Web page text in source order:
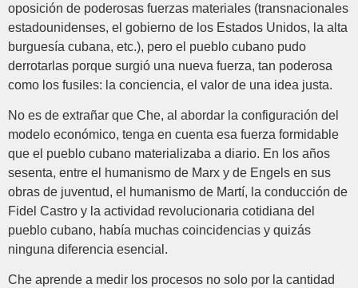
oposición de poderosas fuerzas materiales (transnacionales
estadounidenses, el gobierno de los Estados Unidos, la alta
burguesía cubana, etc.), pero el pueblo cubano pudo
derrotarlas porque surgió una nueva fuerza, tan poderosa
como los fusiles: la conciencia, el valor de una idea justa.
No es de extrañar que Che, al abordar la configuración del
modelo económico, tenga en cuenta esa fuerza formidable
que el pueblo cubano materializaba a diario. En los años
sesenta, entre el humanismo de Marx y de Engels en sus
obras de juventud, el humanismo de Martí, la conducción de
Fidel Castro y la actividad revolucionaria cotidiana del
pueblo cubano, había muchas coincidencias y quizás
ninguna diferencia esencial.
Che aprende a medir los procesos no solo por la cantidad